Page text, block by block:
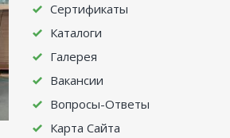
Сертификаты
Каталоги
Галерея
Вакансии
Вопросы-Ответы
Карта Сайта